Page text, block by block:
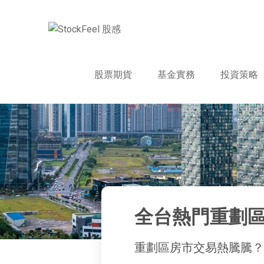
股票期貨 基金實務 投資策略
全台熱門重劃
重劃區房市交易熱騰騰